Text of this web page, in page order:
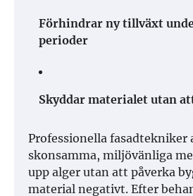
Förhindrar ny tillväxt
perioder
Skyddar materialet utan
Professionella fasadtekniker
skonsamma, miljövänliga
upp alger utan att påverka
material negativt. Efter